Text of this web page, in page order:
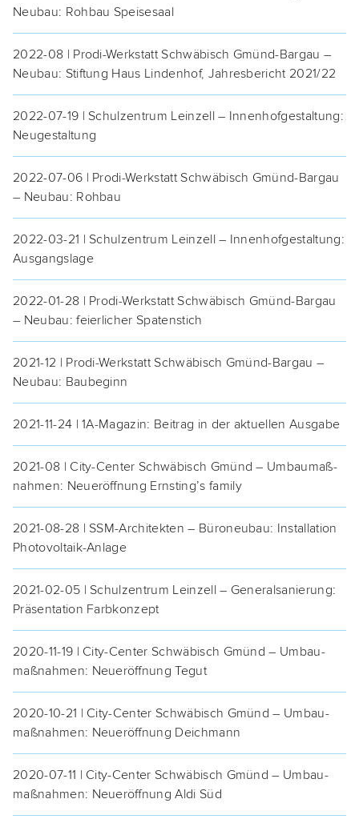
Neu­bau: Roh­bau Speisesaal
2022-08 | Pro­di-Werk­statt Schwä­bisch Gmünd-Bar­gau –
Neu­bau: Stif­tung Haus Lin­den­hof, Jah­res­be­richt 2021/22
2022-07-19 | Schul­zen­trum Lein­zell – Innen­hof­ge­stal­tung:
Neugestaltung
2022-07-06 | Pro­di-Werk­statt Schwä­bisch Gmünd-Bar­gau
– Neu­bau: Rohbau
2022-03-21 | Schul­zen­trum Lein­zell – Innen­hof­ge­stal­tung:
Ausgangslage
2022-01-28 | Pro­di-Werk­statt Schwä­bisch Gmünd-Bar­gau
– Neu­bau: fei­er­li­cher Spatenstich
2021-12 | Pro­di-Werk­statt Schwä­bisch Gmünd-Bar­gau –
Neu­bau: Baubeginn
2021-11-24 | 1A-Maga­zin: Bei­trag in der aktu­el­len Ausgabe
2021-08 | City-Cen­ter Schwä­bisch Gmünd – Umbau­maß­
nah­men: Neu­eröff­nung Ernsting’s family
2021-08-28 | SSM-Archi­tek­ten – Büro­neu­bau: Instal­la­ti­on
Photovoltaik-Anlage
2021-02-05 | Schul­zen­trum Lein­zell – Gene­ral­sa­nie­rung:
Prä­sen­ta­ti­on Farbkonzept
2020-11-19 | City-Cen­ter Schwä­bisch Gmünd – Umbau­
maß­nah­men: Neu­eröff­nung Tegut
2020-10-21 | City-Cen­ter Schwä­bisch Gmünd – Umbau­
maß­nah­men: Neu­eröff­nung Deichmann
2020-07-11 | City-Cen­ter Schwä­bisch Gmünd – Umbau­
maß­nah­men: Neu­eröff­nung Aldi Süd